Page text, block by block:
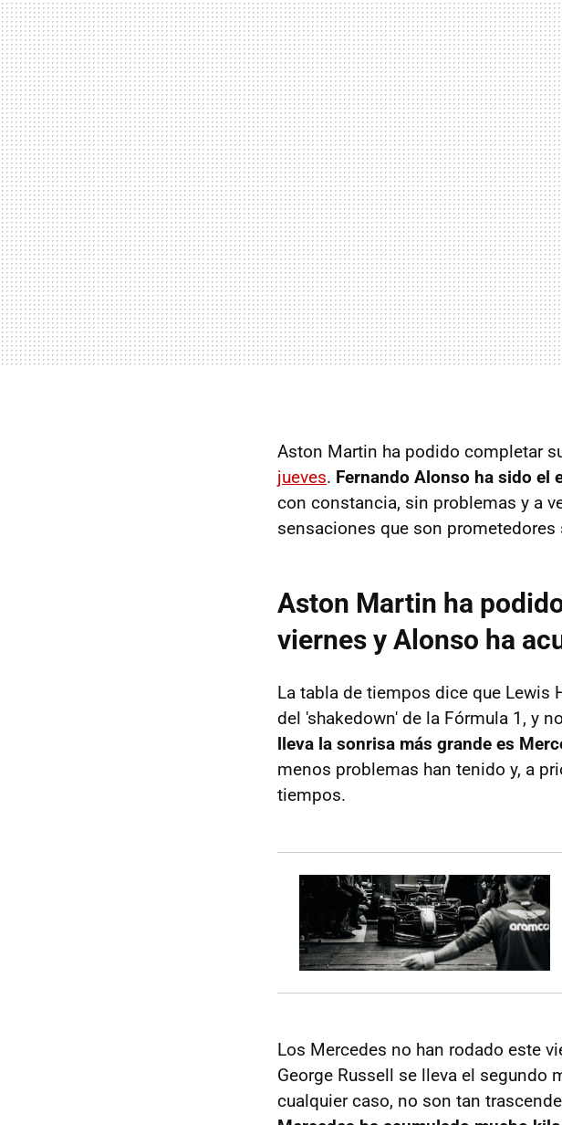
Aston Martin ha podido completar
jueves. Fernando Alonso ha sido el
con constancia, sin problemas y a
sensaciones que son
Aston Martin ha
viernes y Alonso ha
La tabla de tiempos dice que Lewis
del 'shakedown' de la Fórmula 1, y
lleva la sonrisa más grande es
menos problemas han tenido y, a
tiempos.
Los Mercedes no han rodado este
George Russell se lleva el
cualquier caso, no son tan